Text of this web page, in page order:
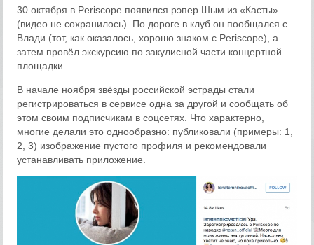
30 октября в Periscope появился рэпер Шым из «Касты»
(видео не сохранилось). По дороге в клуб он пообщался с
Влади (тот, как оказалось, хорошо знаком с Periscope), а
затем провёл экскурсию по закулисной части концертной
площадки.
В начале ноября звёзды российской эстрады стали
регистрироваться в сервисе одна за другой и сообщать об
этом своим подписчикам в соцсетях. Что характерно,
многие делали это однообразно: публиковали (примеры: 1,
2, 3) изображение пустого профиля и рекомендовали
устанавливать приложение.